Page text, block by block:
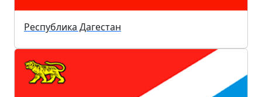
Республика Дагестан